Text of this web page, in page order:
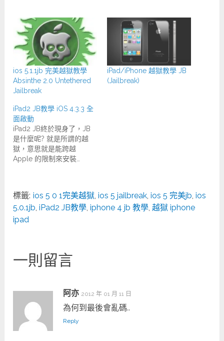
ios 5.1.1jb 完美越獄教學
Absinthe 2.0 Untethered
Jailbreak
iPad/iPhone 越獄教學 JB
(Jailbreak)
iPad2 JB教學 iOS 4.3.3 全
面啟動
iPad2 JB終於現身了，JB
是什麼呢? 就是所謂的越
獄，意思就是能跨越
Apple 的限制來安裝…
標籤: ios 5 0 1完美越獄,ios 5 jailbreak,ios 5 完美jb,ios
5.0.1jb,iPad2 JB教學,iphone 4 jb 教學,越獄 iphone
ipad
一則留言
阿亦 2012 年 01 月 11 日
為何到最後會亂碼..
Reply